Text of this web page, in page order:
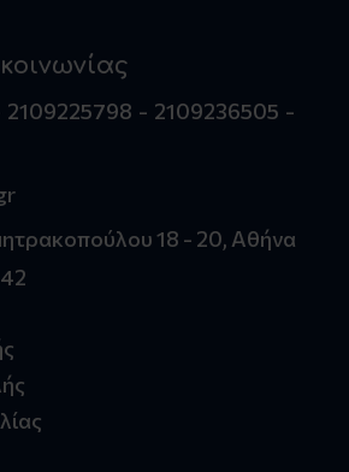
2109225798
2109236505
18 - 20, Αθήνα